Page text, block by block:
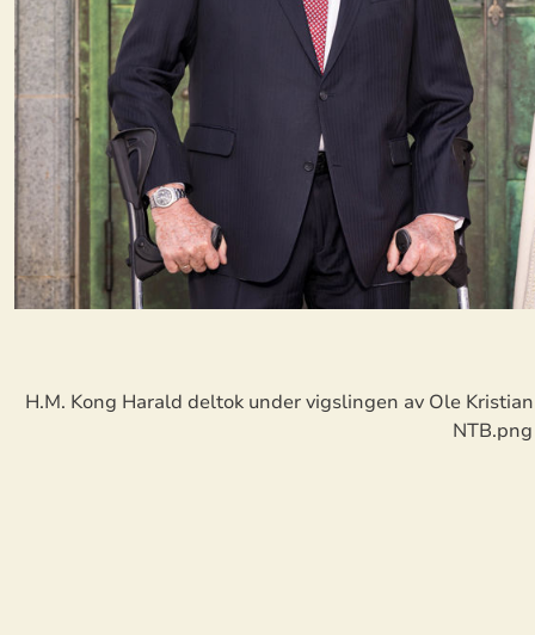
H.M. Kong Harald deltok under vigslingen av Ole
NTB.png